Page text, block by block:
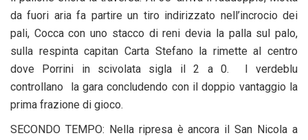
da fuori aria fa partire un tiro indirizzato nell’incrocio dei
pali, Cocca con uno stacco di reni devia la palla sul palo,
sulla respinta capitan Carta Stefano la rimette al centro
dove Porrini in scivolata sigla il 2 a 0. I verdeblu
controllano la gara concludendo con il doppio vantaggio la
prima frazione di gioco.
SECONDO TEMPO: Nella ripresa è ancora il San Nicola a